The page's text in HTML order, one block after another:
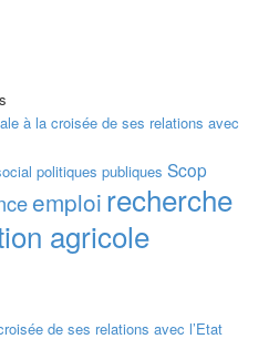
à la croisée de ses relations avec
politiques publiques Scop
emploi recherche
agricole
de ses relations avec l’Etat